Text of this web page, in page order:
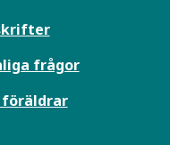
frågor
föräldrar